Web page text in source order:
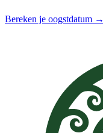
Bereken je oogstdatum →